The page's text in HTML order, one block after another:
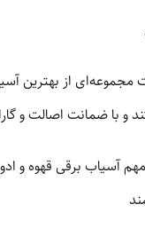
مجموعه‌ای از بهترین
و با ضمانت اصالت و
آسیاب برقی قهوه و